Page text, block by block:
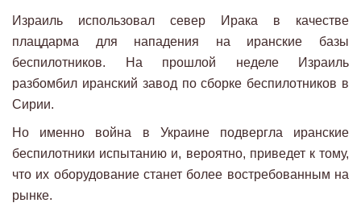
Израиль использовал север Ирака в качестве
плацдарма для нападения на иранские базы
беспилотников. На прошлой неделе Израиль
разбомбил иранский завод по сборке беспилотников в
Сирии.
Но именно война в Украине подвергла иранские
беспилотники испытанию и, вероятно, приведет к тому,
что их оборудование станет более востребованным на
рынке.